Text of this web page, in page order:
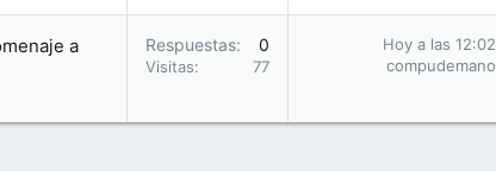
a
Respuestas 0
Visitas 77
Hoy a las 12:02
compudemano